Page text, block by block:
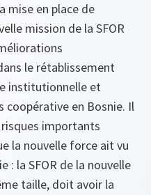
mise en place de
mission de la SFOR
le rétablissement
institutionnelle et
coopérative en Bosnie. Il
importants
la nouvelle force ait vu
: la SFOR de la nouvelle
taille, doit avoir la